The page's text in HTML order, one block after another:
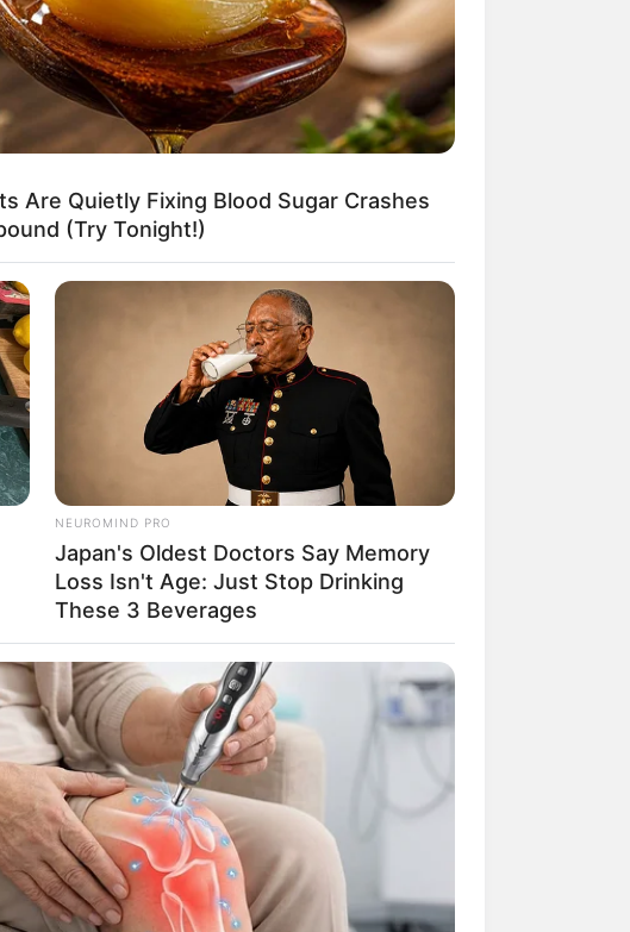
Are Quietly Fixing Blood Sugar Crashes
(Try Tonight!)
NEUROMIND PRO
Japan's Oldest Doctors Say Memory
Loss Isn't Age: Just Stop Drinking
These 3 Beverages